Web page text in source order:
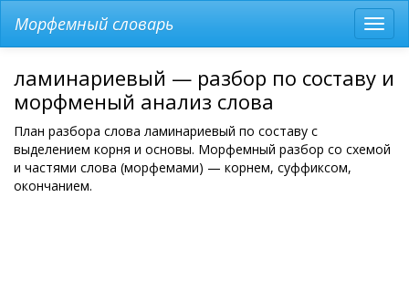
меню
Морфемный словарь
ламинариевый — разбор по составу и
морфменый анализ слова
План разбора слова ламинариевый по составу с
выделением корня и основы. Морфемный разбор со схемой
и частями слова (морфемами) — корнем, суффиксом,
окончанием.